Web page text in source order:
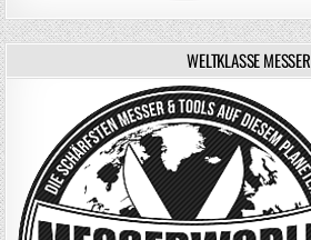
WELTKLASSE MESSER